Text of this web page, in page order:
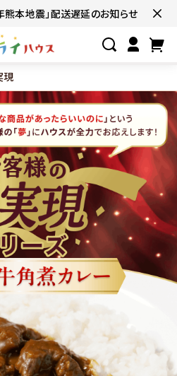
熊本地震」配送遅延のお知らせ
#ネコポス対象商品🚚
#有名店の
#お子様と一緒に
#たっぷり満腹😋
#ギフトにおすす
現